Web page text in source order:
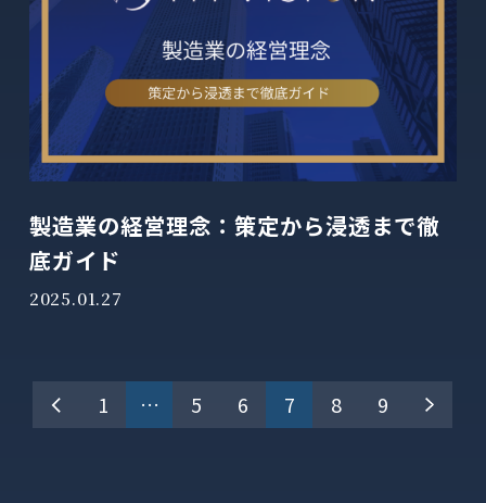
製造業の経営理念：策定から浸透まで徹
底ガイド
2025.01.27
投
1 … 5 6 7 8 9